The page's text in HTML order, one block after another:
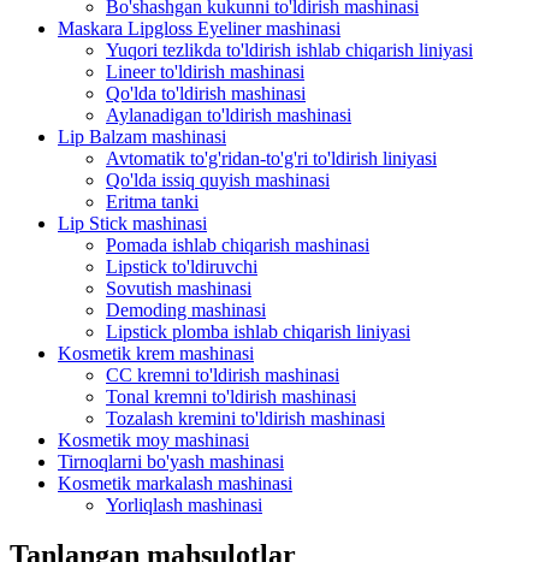
Bo'shashgan kukunni to'ldirish mashinasi
Maskara Lipgloss Eyeliner mashinasi
Yuqori tezlikda to'ldirish ishlab chiqarish liniyasi
Lineer to'ldirish mashinasi
Qo'lda to'ldirish mashinasi
Aylanadigan to'ldirish mashinasi
Lip Balzam mashinasi
Avtomatik to'g'ridan-to'g'ri to'ldirish liniyasi
Qo'lda issiq quyish mashinasi
Eritma tanki
Lip Stick mashinasi
Pomada ishlab chiqarish mashinasi
Lipstick to'ldiruvchi
Sovutish mashinasi
Demoding mashinasi
Lipstick plomba ishlab chiqarish liniyasi
Kosmetik krem ​​mashinasi
CC kremni to'ldirish mashinasi
Tonal kremni to'ldirish mashinasi
Tozalash kremini to'ldirish mashinasi
Kosmetik moy mashinasi
Tirnoqlarni bo'yash mashinasi
Kosmetik markalash mashinasi
Yorliqlash mashinasi
Tanlangan mahsulotlar